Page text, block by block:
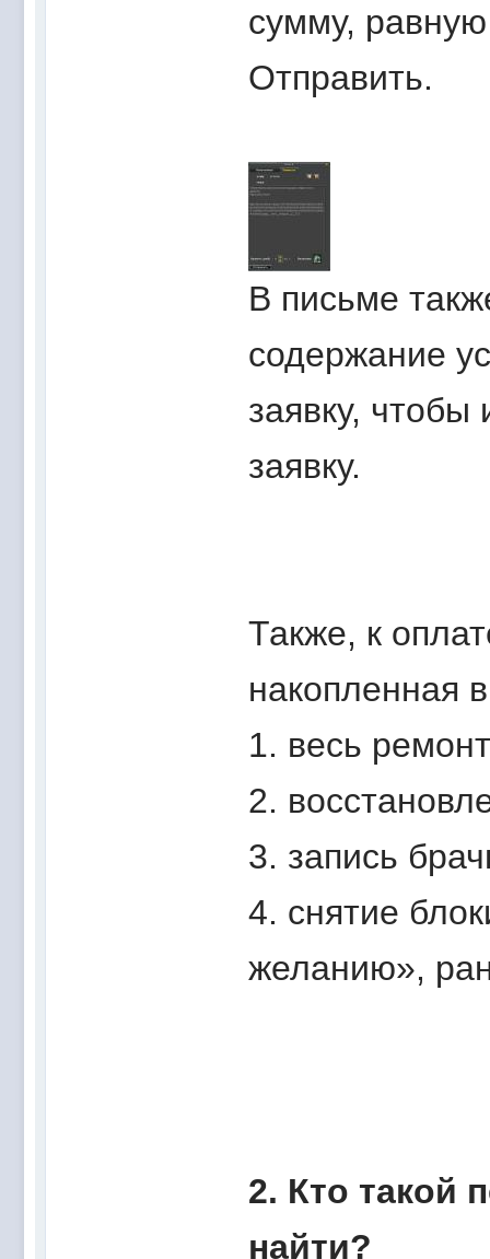
сумму,
Отправить.
В письме
содержание
заявку, чтобы
заявку.
Также, к
накопленная
1. весь
2.
3. запись
4. снятие
желанию»,
2. Кто такой
найти?